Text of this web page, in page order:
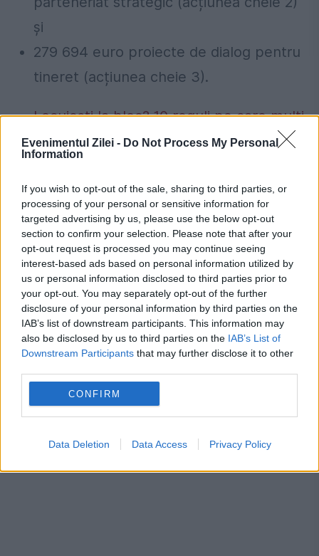
Evenimentul Zilei - Do Not Process My Personal
Information
If you wish to opt-out of the sale, sharing to third parties, or
processing of your personal or sensitive information for
targeted advertising by us, please use the below opt-out
section to confirm your selection. Please note that after your
opt-out request is processed you may continue seeing
interest-based ads based on personal information utilized by
us or personal information disclosed to third parties prior to
your opt-out. You may separately opt-out of the further
disclosure of your personal information by third parties on the
IAB’s list of downstream participants. This information may
also be disclosed by us to third parties on the IAB’s List of
Downstream Participants that may further disclose it to other
CONFIRM
Data Deletion Data Access Privacy Policy
și
279 694 euro proiecte de dialog pentru
tineret (acțiunea cheie 3).
Locuiești la bloc? 10 reguli pe care mulți
proprietari le înțeleg greșit și ajung să
Concediu 2026. Dreptul pe care mulți
salariați nu îl cunosc. Când se pot pierde
zilele de concediu și când nu
buget erasmus+ uniunea europeana